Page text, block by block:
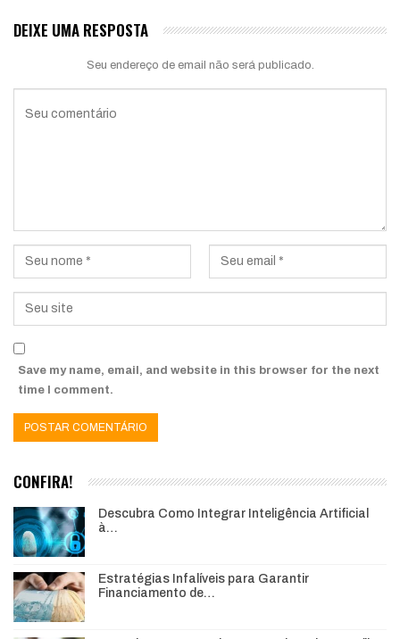
DEIXE UMA RESPOSTA
Seu endereço de email não será publicado.
Save my name, email, and website in this browser for the next
time I comment.
CONFIRA!
Descubra Como Integrar Inteligência Artificial
à…
Estratégias Infalíveis para Garantir
Financiamento de…